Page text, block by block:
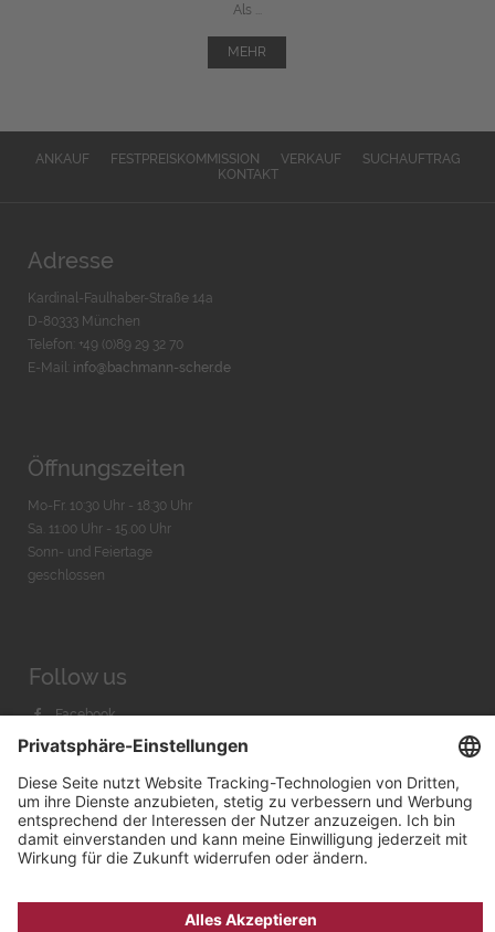
Als ...
MEHR
ANKAUF FESTPREISKOMMISSION VERKAUF
SUCHAUFTRAG
KONTAKT
Adresse
Kardinal-Faulhaber-Straße 14a
D-80333 München
Telefon: +49 (0)89 29 32 70
E-Mail: info@bachmann-scher.de
Öffnungszeiten
Mo-Fr. 10:30 Uhr - 18:30 Uhr
Sa. 11:00 Uhr - 15.00 Uhr
Sonn- und Feiertage
geschlossen
Follow us
Facebook
Instagram
Youtube
Bachmann & Scher GmbH / Watchandco GmbH